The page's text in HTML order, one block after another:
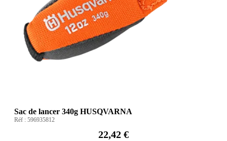
Sac de lancer 340g HUSQVARNA
Réf : 596935812
22,42 €